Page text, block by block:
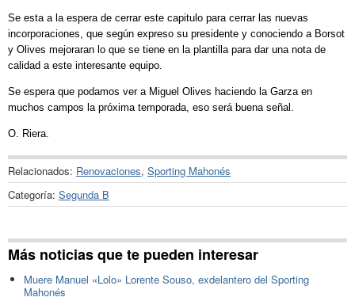
Se esta a la espera de cerrar este capitulo para cerrar las nuevas
incorporaciones, que según expreso su presidente y conociendo a Borsot
y Olives mejoraran lo que se tiene en la plantilla para dar una nota de
calidad a este interesante equipo.
Se espera que podamos ver a Miguel Olives haciendo la Garza en
muchos campos la próxima temporada, eso será buena señal.
O. Riera.
Relacionados: Renovaciones, Sporting Mahonés
Categoría: Segunda B
Más noticias que te pueden interesar
Muere Manuel «Lolo» Lorente Souso, exdelantero del Sporting
Mahonés